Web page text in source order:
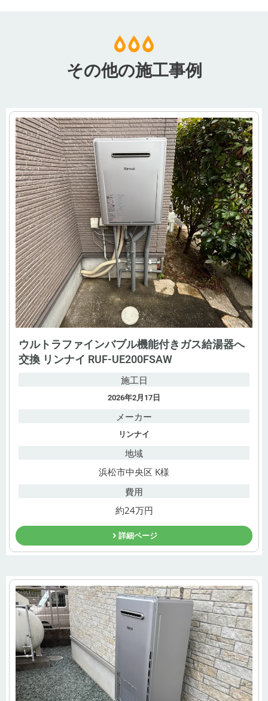
その他の施工事例
ウルトラファインバブル機能付きガス給湯器へ
交換 リンナイ RUF-UE200FSAW
施工日
2026年2月17日
メーカー
リンナイ
地域
浜松市中央区 K様
費用
約24万円
詳細ページ